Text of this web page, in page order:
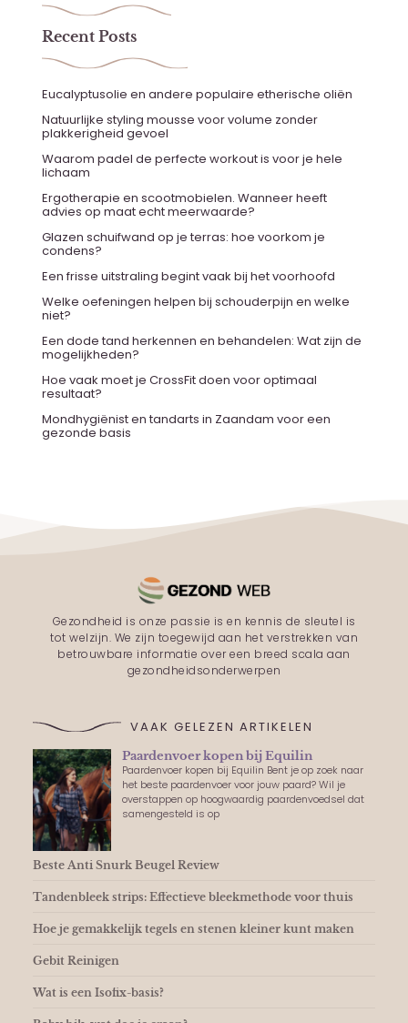
Recent Posts
Eucalyptusolie en andere populaire etherische oliën
Natuurlijke styling mousse voor volume zonder
plakkerigheid gevoel
Waarom padel de perfecte workout is voor je hele
lichaam
Ergotherapie en scootmobielen. Wanneer heeft
advies op maat echt meerwaarde?
Glazen schuifwand op je terras: hoe voorkom je
condens?
Een frisse uitstraling begint vaak bij het voorhoofd
Welke oefeningen helpen bij schouderpijn en welke
niet?
Een dode tand herkennen en behandelen: Wat zijn de
mogelijkheden?
Hoe vaak moet je CrossFit doen voor optimaal
resultaat?
Mondhygiënist en tandarts in Zaandam voor een
gezonde basis
Gezondheid is onze passie is en kennis de sleutel is
tot welzijn. We zijn toegewijd aan het verstrekken van
betrouwbare informatie over een breed scala aan
gezondheidsonderwerpen
VAAK GELEZEN ARTIKELEN
Paardenvoer kopen bij Equilin
Paardenvoer kopen bij Equilin Bent je op zoek naar
het beste paardenvoer voor jouw paard? Wil je
overstappen op hoogwaardig paardenvoedsel dat
samengesteld is op
Beste Anti Snurk Beugel Review
Tandenbleek strips: Effectieve bleekmethode voor thuis
Hoe je gemakkelijk tegels en stenen kleiner kunt maken
Gebit Reinigen
Wat is een Isofix-basis?